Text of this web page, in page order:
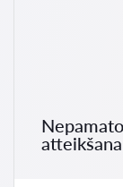
atteikšana